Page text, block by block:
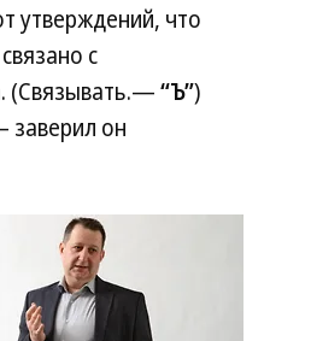
утверждений, что
с
(Связывать.—“Ъ”)
заверил он